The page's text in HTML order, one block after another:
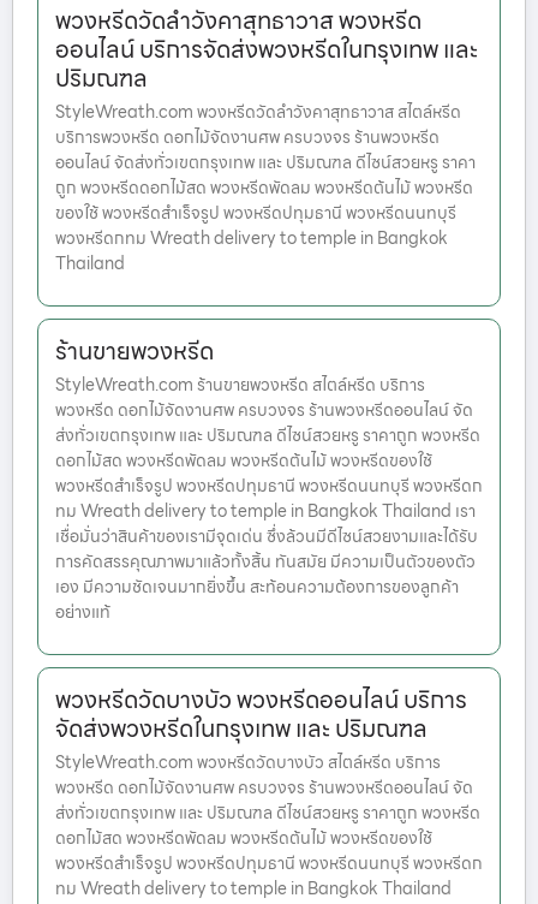
พวงหรีดวัดลำวังคาสุทธาวาส พวงหรีด
ออนไลน์ บริการจัดส่งพวงหรีดในกรุงเทพ และ
ปริมณฑล
StyleWreath.com พวงหรีดวัดลำวังคาสุทธาวาส สไตล์หรีด
บริการพวงหรีด ดอกไม้จัดงานศพ ครบวงจร ร้านพวงหรีด
ออนไลน์ จัดส่งทั่วเขตกรุงเทพ และ ปริมณฑล ดีไซน์สวยหรู ราคา
ถูก พวงหรีดดอกไม้สด พวงหรีดพัดลม พวงหรีดต้นไม้ พวงหรีด
ของใช้ พวงหรีดสำเร็จรูป พวงหรีดปทุมธานี พวงหรีดนนทบุรี
พวงหรีดกทม Wreath delivery to temple in Bangkok
Thailand
ร้านขายพวงหรีด
StyleWreath.com ร้านขายพวงหรีด สไตล์หรีด บริการ
พวงหรีด ดอกไม้จัดงานศพ ครบวงจร ร้านพวงหรีดออนไลน์ จัด
ส่งทั่วเขตกรุงเทพ และ ปริมณฑล ดีไซน์สวยหรู ราคาถูก พวงหรีด
ดอกไม้สด พวงหรีดพัดลม พวงหรีดต้นไม้ พวงหรีดของใช้
พวงหรีดสำเร็จรูป พวงหรีดปทุมธานี พวงหรีดนนทบุรี พวงหรีดก
ทม Wreath delivery to temple in Bangkok Thailand เรา
เชื่อมั่นว่าสินค้าของเรามีจุดเด่น ซึ่งล้วนมีดีไซน์สวยงามและได้รับ
การคัดสรรคุณภาพมาแล้วทั้งสิ้น ทันสมัย มีความเป็นตัวของตัว
เอง มีความชัดเจนมากยิ่งขึ้น สะท้อนความต้องการของลูกค้า
อย่างแท้
พวงหรีดวัดบางบัว พวงหรีดออนไลน์ บริการ
จัดส่งพวงหรีดในกรุงเทพ และ ปริมณฑล
StyleWreath.com พวงหรีดวัดบางบัว สไตล์หรีด บริการ
พวงหรีด ดอกไม้จัดงานศพ ครบวงจร ร้านพวงหรีดออนไลน์ จัด
ส่งทั่วเขตกรุงเทพ และ ปริมณฑล ดีไซน์สวยหรู ราคาถูก พวงหรีด
ดอกไม้สด พวงหรีดพัดลม พวงหรีดต้นไม้ พวงหรีดของใช้
พวงหรีดสำเร็จรูป พวงหรีดปทุมธานี พวงหรีดนนทบุรี พวงหรีดก
ทม Wreath delivery to temple in Bangkok Thailand